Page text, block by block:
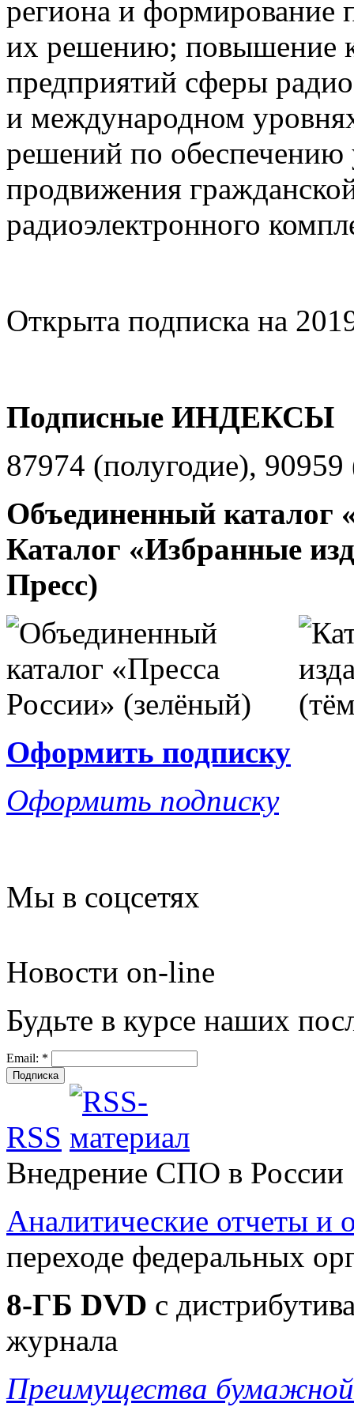
региона и формирование
их решению; повышение
предприятий сферы
и международном
решений по обеспечению
продвижения
радиоэлектронного
Открыта подписка на
Подписные ИНДЕКСЫ
87974 (полугодие), 90959
Объединенный каталог
Каталог «Избранные
Пресс)
Оформить подписку
Оформить подписку
Мы в соцсетях
Новости on-line
Будьте в курсе наших
Email: *
RSS
Внедрение СПО в России
Аналитические отчеты и
переходе федеральных
8-ГБ DVD c
журнала
Преимущества